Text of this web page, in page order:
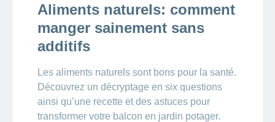
Aliments naturels: comment
manger sainement sans
additifs
Les aliments naturels sont bons pour la santé.
Découvrez un décryptage en six questions
ainsi qu’une recette et des astuces pour
transformer votre balcon en jardin potager.